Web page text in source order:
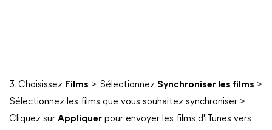
3. Choisissez Films > Sélectionnez Synchroniser les films >
Sélectionnez les films que vous souhaitez synchroniser >
Cliquez sur Appliquer pour envoyer les films d'iTunes vers